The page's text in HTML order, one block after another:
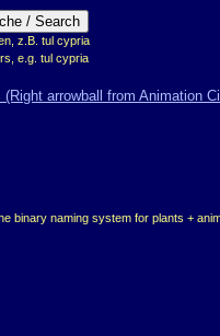
z.B. tul cypria
e.g. tul cypria
binary naming system for plants +